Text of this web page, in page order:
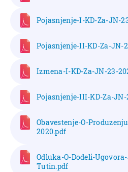
Pojasnjenje-I-KD-Za-JN-
Pojasnjenje-II-KD-Za-JN-
Izmena-I-KD-Za-JN-23-
Pojasnjenje-III-KD-Za-
Obavestenje-O-
2020.pdf
Odluka-O-Dodeli-
Tutin.pdf